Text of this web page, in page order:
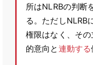
所はNLRBの判断
る。ただしNLRB
権限はなく、そ
的意向と 連動する